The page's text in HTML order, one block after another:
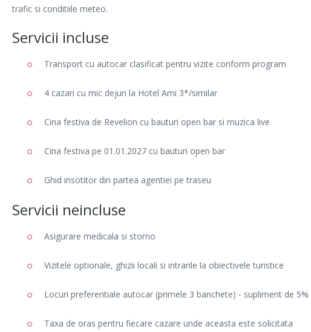
trafic si conditiile meteo.
Servicii incluse
Transport cu autocar clasificat pentru vizite conform program
4 cazari cu mic dejun la Hotel Ami 3*/similar
Cina festiva de Revelion cu bauturi open bar si muzica live
Cina festiva pe 01.01.2027 cu bauturi open bar
Ghid insotitor din partea agentiei pe traseu
Servicii neincluse
Asigurare medicala si storno
Vizitele optionale, ghizii locali si intrarile la obiectivele turistice
Locuri preferentiale autocar (primele 3 banchete) - supliment de
Taxa de oras pentru fiecare cazare unde aceasta este solicitata